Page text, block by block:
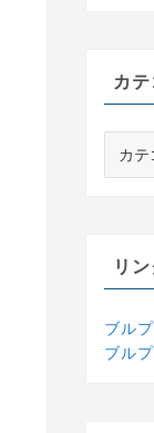
カ
リン
ブル
ブル